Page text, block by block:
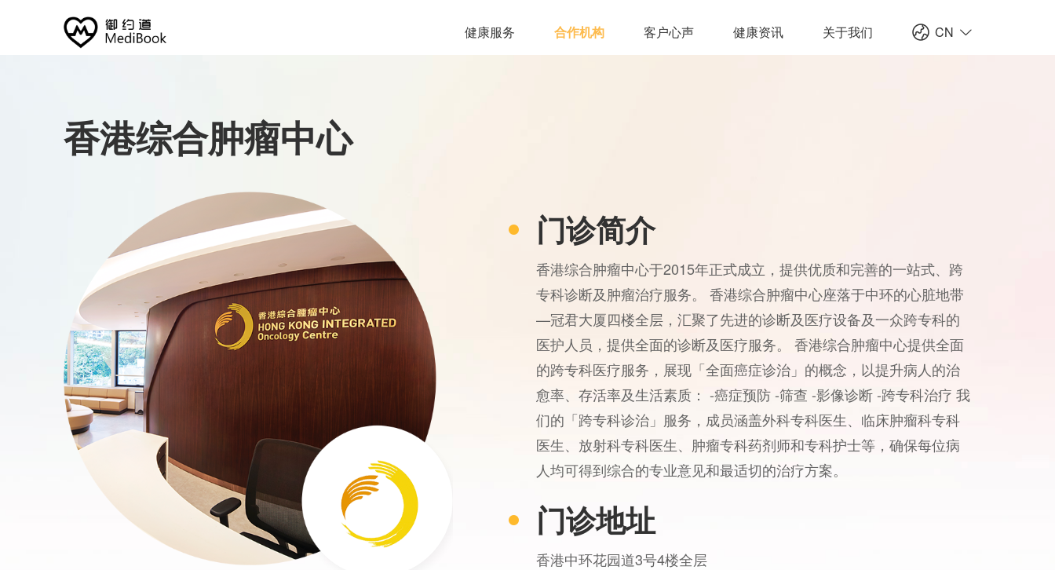
健康服务 合作机构 客户心声 健康资讯 关于我们 CN
香港综合肿瘤中心
门诊简介
香港综合肿瘤中心于2015年正式成立，提供优质和完善的一站式、跨
专科诊断及肿瘤治疗服务。 香港综合肿瘤中心座落于中环的心脏地带
—冠君大厦四楼全层，汇聚了先进的诊断及医疗设备及一众跨专科的
医护人员，提供全面的诊断及医疗服务。 香港综合肿瘤中心提供全面
的跨专科医疗服务，展现「全面癌症诊治」的概念，以提升病人的治
愈率、存活率及生活素质： -癌症预防 -筛查 -影像诊断 -跨专科治疗 我
们的「跨专科诊治」服务，成员涵盖外科专科医生、临床肿瘤科专科
医生、放射科专科医生、肿瘤专科药剂师和专科护士等，确保每位病
人均可得到综合的专业意见和最适切的治疗方案。
门诊地址
香港中环花园道3号4楼全层